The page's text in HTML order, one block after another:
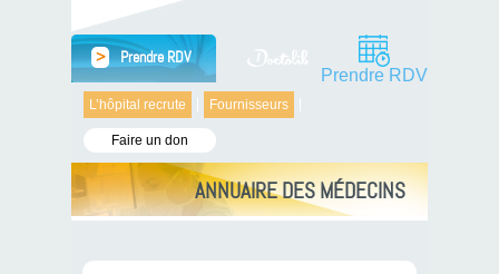
L’hôpital recrute Fournisseurs
Faire un don
> Prendre RDV
Prendre RDV
ANNUAIRE DES MÉDECINS